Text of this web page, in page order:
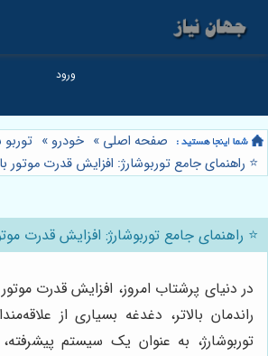
صفحه اصلی » خودرو » توربو
⭐️ راهنمای جامع توربوشارژ: افزایش قدرت موتور
⭐️ راهنمای جامع توربوشارژ: افزایش قدرت
در دنیای پرشتاب امروز، افزایش قدرت
راندمان بالاتر، دغدغه بسیاری از
توربوشارژ، به عنوان یک سیستم